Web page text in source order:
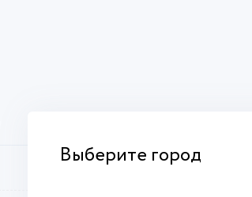
Выберите город